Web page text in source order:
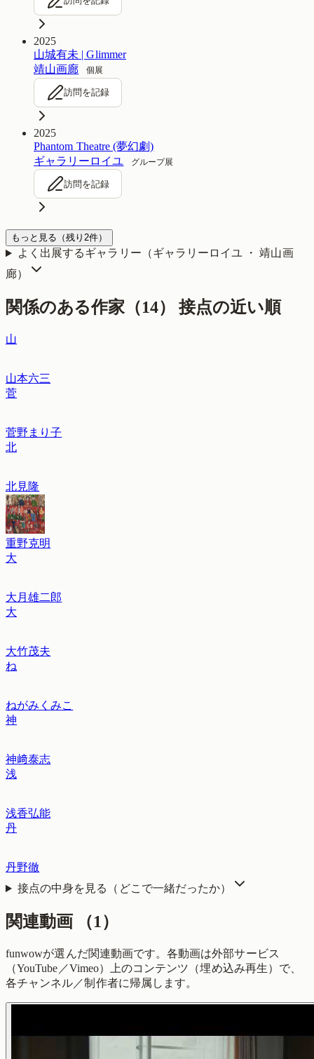
2025
山城有未 | Glimmer
靖山画廊
個展
訪問を記録
2025
Phantom Theatre (夢幻劇)
ギャラリーロイユ
グループ展
訪問を記録
もっと見る （残り 2件）
よく出展するギャラリー（ギャラリーロイユ ・ 靖山画
廊）
関係のある作家（14） 接点の近い順
山
山本六三
菅
菅野まり子
北
北見隆
重野克明
大
大月雄二郎
大
大竹茂夫
ね
ねがみくみこ
神
神﨑泰志
浅
浅香弘能
丹
丹野徹
接点の中身を見る（どこで一緒だったか）
関連動画 （1）
funwowが選んだ関連動画です。各動画は外部サービス
（YouTube／Vimeo）上のコンテンツ（埋め込み再生）で、
各チャンネル／制作者に帰属します。